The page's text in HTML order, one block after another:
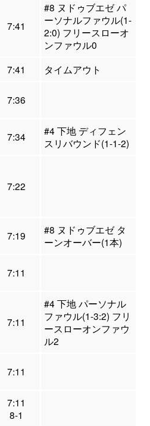
7:41
#8 ヌドゥブエゼ パ
ーソナルファウル(1-
2:0) フリースローオ
ンファウル0
7:41
タイムアウト
7:36
7:34
#4 下地 ディフェン
スリバウンド(1-1-2)
7:22
7:19
#8 ヌドゥブエゼ タ
ーンオーバー(1本)
7:11
7:11
#4 下地 パーソナル
ファウル(1-3:2) フリ
ースローオンファウ
ル2
7:11
7:11
8-1